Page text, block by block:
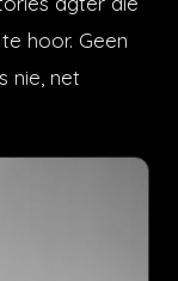
hoor. Geen
nie, net